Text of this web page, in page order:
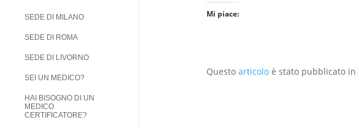
SEDE DI MILANO
SEDE DI ROMA
SEDE DI LIVORNO
SEI UN MEDICO?
HAI BISOGNO DI UN
MEDICO
CERTIFICATORE?
Mi piace:
Questo articoloè stato pubblicato in